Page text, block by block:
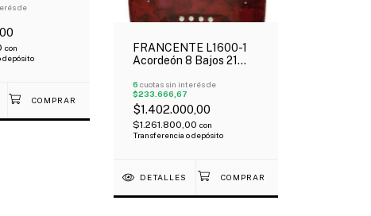
de
con
depósito
FRANCENTE L1600-1
Acordeón 8 Bajos 21
Mochila Oferta!
6 cuotas sin interés de
$233.666,67
$1.402.000,00
$1.261.800,00 con
Transferencia o depósito
DETALLES